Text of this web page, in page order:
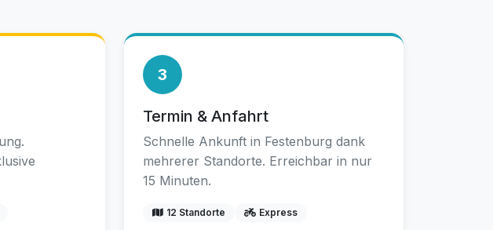
3
Termin & Anfahrt
Schnelle Ankunft in Festenburg dank
mehrerer Standorte. Erreichbar in nur
15 Minuten.
12 Standorte Express